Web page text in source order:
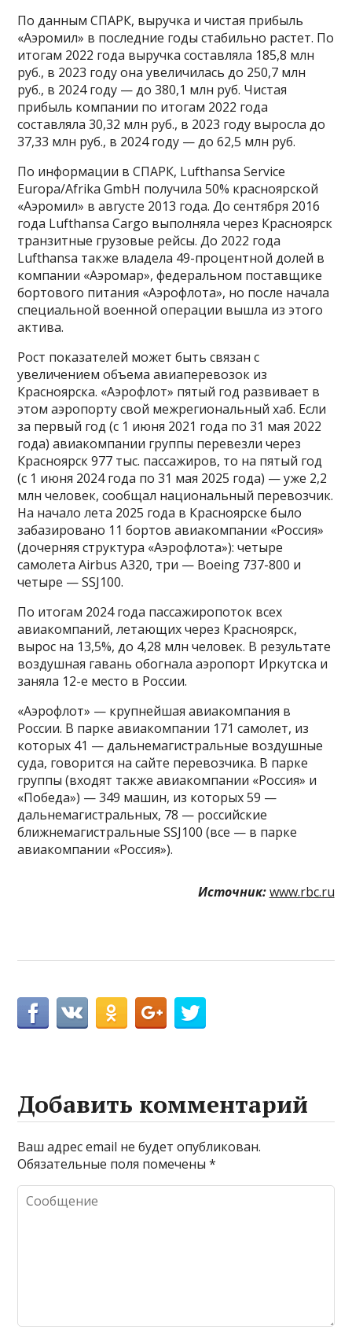
По данным СПАРК, выручка и чистая прибыль
«Аэромил» в последние годы стабильно растет. По
итогам 2022 года выручка составляла 185,8 млн
руб., в 2023 году она увеличилась до 250,7 млн
руб., в 2024 году — до 380,1 млн руб. Чистая
прибыль компании по итогам 2022 года
составляла 30,32 млн руб., в 2023 году выросла до
37,33 млн руб., в 2024 году — до 62,5 млн руб.
По информации в СПАРК, Lufthansa Service
Europa/Afrika GmbH получила 50% красноярской
«Аэромил» в августе 2013 года. До сентября 2016
года Lufthansa Cargo выполняла через Красноярск
транзитные грузовые рейсы. До 2022 года
Lufthansa также владела 49-процентной долей в
компании «Аэромар», федеральном поставщике
бортового питания «Аэрофлота», но после начала
специальной военной операции вышла из этого
актива.
Рост показателей может быть связан с
увеличением объема авиаперевозок из
Красноярска. «Аэрофлот» пятый год развивает в
этом аэропорту свой межрегиональный хаб. Если
за первый год (с 1 июня 2021 года по 31 мая 2022
года) авиакомпании группы перевезли через
Красноярск 977 тыс. пассажиров, то на пятый год
(с 1 июня 2024 года по 31 мая 2025 года) — уже 2,2
млн человек, сообщал национальный перевозчик.
На начало лета 2025 года в Красноярске было
забазировано 11 бортов авиакомпании «Россия»
(дочерняя структура «Аэрофлота»): четыре
самолета Airbus A320, три — Boeing 737-800 и
четыре — SSJ100.
По итогам 2024 года пассажиропоток всех
авиакомпаний, летающих через Красноярск,
вырос на 13,5%, до 4,28 млн человек. В результате
воздушная гавань обогнала аэропорт Иркутска и
заняла 12-е место в России.
«Аэрофлот» — крупнейшая авиакомпания в
России. В парке авиакомпании 171 самолет, из
которых 41 — дальнемагистральные воздушные
суда, говорится на сайте перевозчика. В парке
группы (входят также авиакомпании «Россия» и
«Победа») — 349 машин, из которых 59 —
дальнемагистральных, 78 — российские
ближнемагистральные SSJ100 (все — в парке
авиакомпании «Россия»).
Источник: www.rbc.ru
Добавить комментарий
Ваш адрес email не будет опубликован.
Обязательные поля помечены*